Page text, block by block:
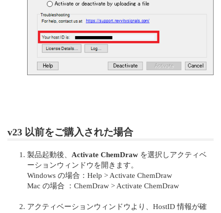
v23 以前をご購入された場合
製品起動後、 Activate ChemDraw を選択しアクティベ
ーションウィンドウを開きます。
Windows の場合：Help > Activate ChemDraw
Mac の場合 ：ChemDraw > Activate ChemDraw
アクティベーションウィンドウより、HostID 情報が確